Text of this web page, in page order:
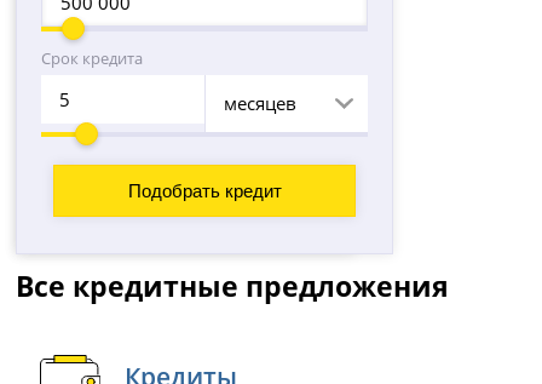
Срок кредита
месяцев
Все кредитные предложения
Кредиты